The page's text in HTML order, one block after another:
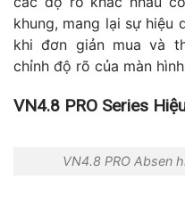
khung, mang lại sự hiệu
khi đơn giản mua và
chỉnh độ rõ của màn
VN4.8 PRO Series
VN4.8 PRO Absen